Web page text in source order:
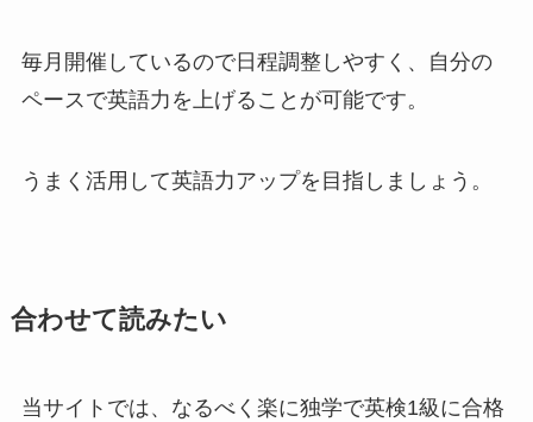
毎月開催しているので日程調整しやすく、自分の
ペースで英語力を上げることが可能です。
うまく活用して英語力アップを目指しましょう。
合わせて読みたい
当サイトでは、なるべく楽に独学で英検1級に合格